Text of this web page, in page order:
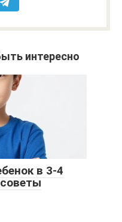
интересно
в 3-4